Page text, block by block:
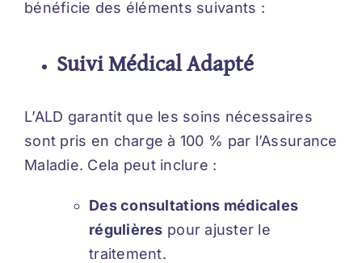
bénéficie des éléments suivants :
Suivi Médical Adapté
L’ALD garantit que les soins nécessaires
sont pris en charge à 100 % par l’Assurance
Maladie. Cela peut inclure :
Des consultations médicales
régulières pour ajuster le
traitement.